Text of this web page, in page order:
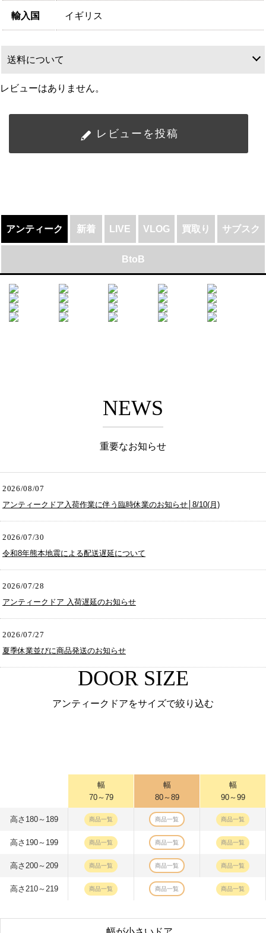
輸入国 イギリス
送料について
レビューはありません。
レビューを投稿
アンティーク 新着 LIVE VLOG 買取り サブスク
BtoB
NEWS
重要なお知らせ
2026/08/07
アンティークドア入荷作業に伴う臨時休業のお知らせ│8/10(月)
2026/07/30
令和8年熊本地震による配送遅延について
2026/07/28
アンティークドア 入荷遅延のお知らせ
2026/07/27
夏季休業並びに商品発送のお知らせ
DOOR SIZE
アンティークドアをサイズで絞り込む
幅
70～79
幅
80～89
幅
90～99
高さ180～189 商品一覧 商品一覧 商品一覧
高さ190～199 商品一覧 商品一覧 商品一覧
高さ200～209 商品一覧 商品一覧 商品一覧
高さ210～219 商品一覧 商品一覧 商品一覧